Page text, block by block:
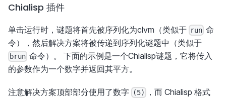
Chialisp 插件
单击运行时，谜题将首先被序列化为clvm（类似于 run 命
令），然后解决方案将被传递到序列化谜题中（类似于
brun 命令）。 下面的示例是一个Chialisp谜题，它将传入
的参数作为一个数字并返回其平方。
注意解决方案顶部部分使用了数字 (5)
，而 Chialisp 格式